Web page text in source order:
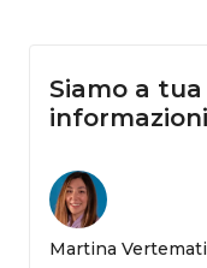
Siamo a
Martina Vertemati